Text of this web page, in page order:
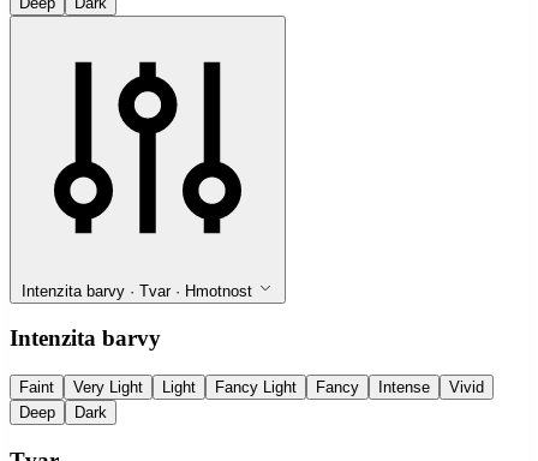
Intenzita barvy · Tvar · Hmotnost
Intenzita barvy
Faint Very Light Light Fancy Light Fancy Intense
Vivid
Deep
Dark